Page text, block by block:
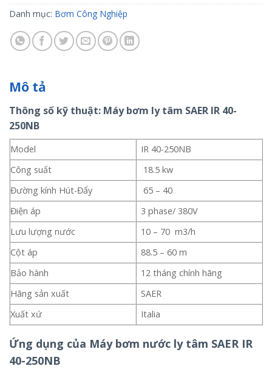
Danh mục: Bơm Công Nghiệp
Mô tả
Thông số kỹ thuật: Máy bơm ly tâm SAER IR 40-
250NB
Model
IR 40-250NB
Công suất
18.5 kw
Đường kính Hút-Đẩy
65 – 40
Điện áp
3 phase/ 380V
Lưu lượng nước
10 – 70 m3/h
Cột áp
88.5 – 60 m
Bảo hành
12 tháng chính hãng
Hãng sản xuất
SAER
Xuất xứ
Italia
Ứng dụng của Máy bơm nước ly tâm SAER IR
40-250NB